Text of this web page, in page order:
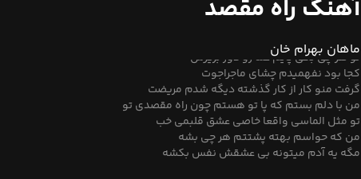
آهنگ راه مقصد
ماهان بهرام خان
من که حواسم بهته پشتتم هر چی بشه
مگه یه آدم میتونه بی عشقش نفس بکشه
یجایی روی میزه دریا و آتیش ریزش
تو هر چی بگی پایم غما رو دور بریزش
کجا بود نفهمیدم چشای ماجراجوت
گرفت منو کار از کار گذشته دیگه شدم مریضت
من با دلم بستم که پا تو هستم چون راه مقصدی تو
تو مثل الماسی واقعا خاصی عشق قلبمی خب
من که حواسم بهته پشتتم هر چی بشه
مگه یه آدم میتونه بی عشقش نفس بکشه